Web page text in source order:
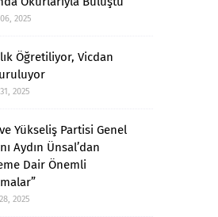
2025
Öğretiliyor, Vicdan
2025
Yükseliş Partisi Genel
Aydın Ünsal’dan
Dair Önemli
2025